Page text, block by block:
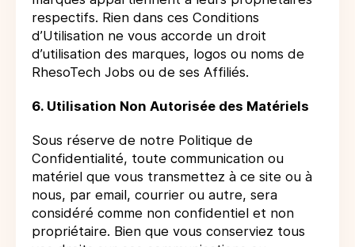
respectifs. Rien dans ces Conditions
d’Utilisation ne vous accorde un droit
d’utilisation des marques, logos ou noms de
RhesoTech Jobs ou de ses Affiliés.
6. Utilisation Non Autorisée des Matériels
Sous réserve de notre Politique de
Confidentialité, toute communication ou
matériel que vous transmettez à ce site ou à
nous, par email, courrier ou autre, sera
considéré comme non confidentiel et non
propriétaire. Bien que vous conserviez tous